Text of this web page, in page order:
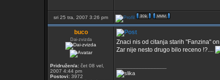
sri 25 tra, 2007 3:26 pm
buco
Dai-zvizda
Pridružen/a: čet 08 vel,
2007 4:44 pm
Postovi: 3972
Znaci nis od citanja starih "Fanzina"
Zar nije nesto drugo bilo receno !?....